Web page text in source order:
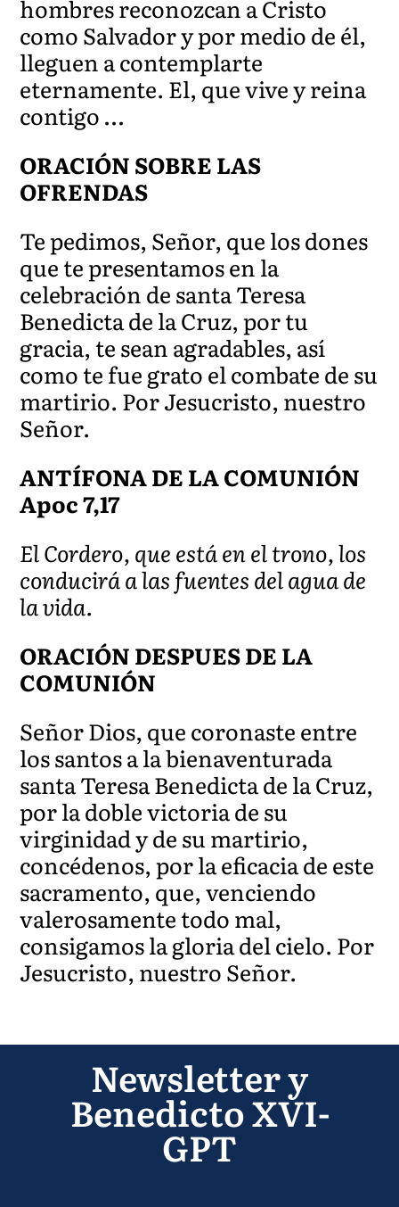
hombres reconozcan a Cristo
como Salvador y por medio de él,
lleguen a contemplarte
eternamente. El, que vive y reina
contigo …
ORACIÓN SOBRE LAS
OFRENDAS
Te pedimos, Señor, que los dones
que te presentamos en la
celebración de santa Teresa
Benedicta de la Cruz, por tu
gracia, te sean agradables, así
como te fue grato el combate de su
martirio. Por Jesucristo, nuestro
Señor.
ANTÍFONA DE LA COMUNIÓN
Apoc 7,17
El Cordero, que está en el trono, los
conducirá a las fuentes del agua de
la vida.
ORACIÓN DESPUES DE LA
COMUNIÓN
Señor Dios, que coronaste entre
los santos a la bienaventurada
santa Teresa Benedicta de la Cruz,
por la doble victoria de su
virginidad y de su martirio,
concédenos, por la eficacia de este
sacramento, que, venciendo
valerosamente todo mal,
consigamos la gloria del cielo. Por
Jesucristo, nuestro Señor.
Newsletter y
Benedicto XVI-
GPT